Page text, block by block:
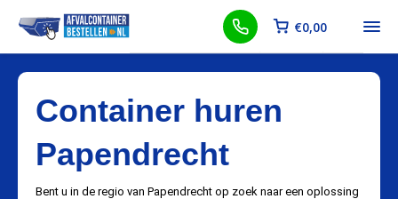
€0,00
Container huren
Papendrecht
Bent u in de regio van Papendrecht op zoek naar een oplossing